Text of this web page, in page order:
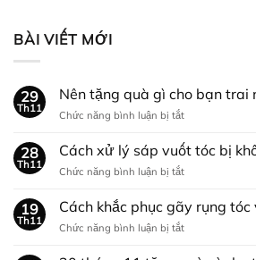
BÀI VIẾT MỚI
29
Th11
Nên tặng quà gì cho bạn trai
Chức năng bình luận bị tắtở
tặng
quà
gì
bạn
28
Th11
Cách xử lý sáp vuốt tóc bị
Chức năng bình luận bị tắtở
lý
sáp
19
Th11
Cách khắc phục gãy rụng
Chức năng bình luận bị tắtở